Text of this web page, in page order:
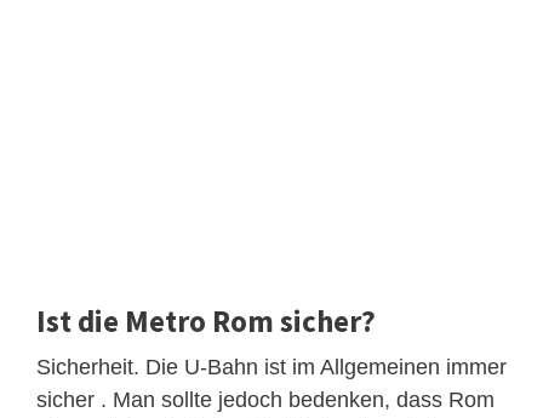
Ist die Metro Rom sicher?
Sicherheit. Die U-Bahn ist im Allgemeinen immer
sicher . Man sollte jedoch bedenken, dass Rom